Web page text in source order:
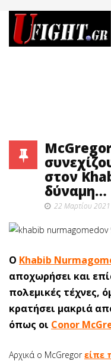
στον
δύναμη…
22 Μαρτίου 2021
O Khabib
αποχωρήσει και
πολεμικές τέχνες,
κρατήσει μακριά
όπως οι Conor
Αρχικά ο McGregorείπε